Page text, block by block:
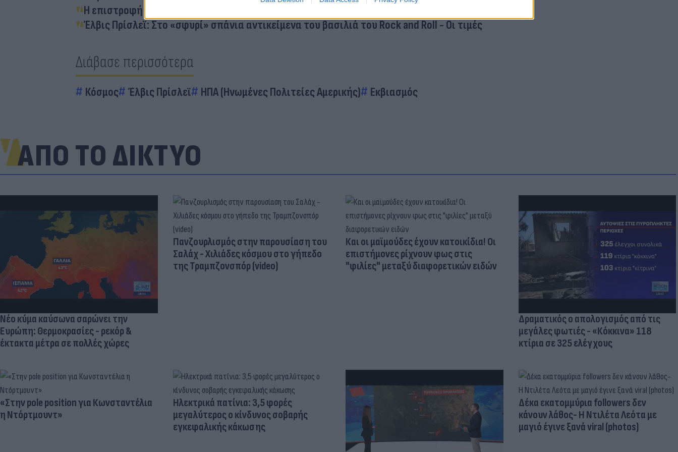
Η επιστροφή του Βασιλιά: Περιοδεία του Έλβις διά χειρός τεχνητής νοημοσύνης
Έλβις Πρίσλεϊ: Στο «σφυρί» σπάνια αντικείμενα του βασιλιά του Rock and Roll - Οι τιμές
Διάβασε περισσότερα
Κόσμος Έλβις Πρίσλεϊ ΗΠΑ (Ηνωμένες Πολιτείες Αμερικής) Εκβιασμός
ΑΠΟ ΤΟ ΔΙΚΤΥΟ
Νέο κύμα καύσωνα σαρώνει την
Ευρώπη: Θερμοκρασίες - ρεκόρ &
έκτακτα μέτρα σε πολλές χώρες
Πανζουρλισμός στην παρουσίαση του
Σαλάχ - Χιλιάδες κόσμου στο γήπεδο
της Τραμπζονσπόρ (video)
Και οι μαϊμούδες έχουν κατοικίδια! Οι
επιστήμονες ρίχνουν φως στις
"φιλίες" μεταξύ διαφορετικών ειδών
Δραματικός ο απολογισμός από τις
μεγάλες φωτιές - «Κόκκινα» 118
κτίρια σε 325 ελέγχους
«Στην pole position για Κωνσταντέλια
η Ντόρτμουντ»
Ηλεκτρικά πατίνια: 3,5 φορές
μεγαλύτερος ο κίνδυνος σοβαρής
εγκεφαλικής κάκωσης
Δέκα εκατομμύρια followers δεν
κάνουν λάθος- Η Ντιλέτα Λεότα με
μαγιό έγινε ξανά viral (photos)